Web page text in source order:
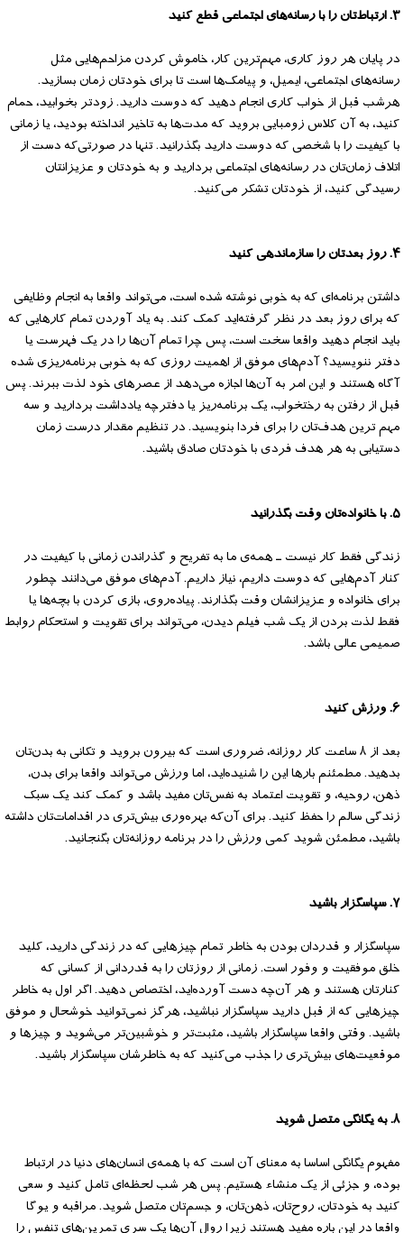
۳. ارتباط‌تان را با رسانه‌های اجتماعی قطع کنید
در پایان هر روز کاری، مهم‌ترین کار، خاموش کردن مزاحم‌هایی مثل
رسانه‌های اجتماعی، ایمیل، و پیامک‌ها است تا برای خودتان زمان بسازید.
هرشب قبل از خواب کاری انجام دهید که دوست دارید. زودتر بخوابید، حمام
کنید، به آن کلاس زومبایی بروید که مدت‌ها به تاخیر انداخته بودید، یا زمانی
با کیفیت را با شخصی که دوست دارید بگذرانید. تنها در صورتی‌که دست از
اتلاف زمان‌تان در رسانه‌های اجتماعی بردارید و به خودتان و عزیزانتان
رسیدگی کنید، از خودتان تشکر می‌کنید.
۴. روز بعدتان را سازماندهی کنید
داشتن برنامه‌ای که به خوبی نوشته شده است، می‌تواند واقعا به انجام وظایفی
که برای روز بعد در نظر گرفته‌اید کمک کند. به یاد آوردن تمام کارهایی که
باید انجام دهید واقعا سخت است، پس چرا تمام آن‌ها را در یک فهرست یا
دفتر ننویسید؟ آدم‌های موفق از اهمیت روزی که به خوبی برنامه‌ریزی شده
آگاه هستند و این امر به آن‌ها اجازه می‌دهد از عصرهای خود لذت ببرند. پس
قبل از رفتن به رختخواب، یک برنامه‌ریز یا دفترچه یادداشت بردارید و سه
مهم ترین هدف‌تان را برای فردا بنویسید. در تنظیم مقدار درست زمان
دستیابی به هر هدف فردی با خودتان صادق باشید.
۵. با خانواده‌تان وقت بگذرانید
زندگی فقط کار نیست ـ همه‌ی ما به تفریح و گذراندن زمانی با کیفیت در
کنار آدم‌هایی که دوست داریم، نیاز داریم. آدم‌های موفق می‌دانند چطور
برای خانواده و عزیزانشان وقت بگذارند. پیاده‌روی، بازی کردن با بچه‌ها یا
فقط لذت بردن از یک شب فیلم دیدن، می‌تواند برای تقویت و استحکام روابط
صمیمی عالی باشد.
۶. ورزش کنید
بعد از ۸ ساعت کار روزانه، ضروری است که بیرون بروید و تکانی به بدن‌تان
بدهید. مطمئنم بارها این را شنیده‌اید، اما ورزش می‌تواند واقعا برای بدن،
ذهن، روحیه، و تقویت اعتماد به نفس‌تان مفید باشد و کمک کند یک سبک
زندگی سالم را حفظ کنید. برای آن‌که بهره‌وری بیش‌تری در اقدامات‌تان داشته
باشید، مطمئن شوید کمی ورزش را در برنامه روزانه‌تان بگنجانید.
۷. سپاسگزار باشید
سپاسگزار و قدردان بودن به خاطر تمام چیزهایی که در زندگی دارید، کلید
خلق موفقیت و وفور است. زمانی از روزتان را به قدردانی از کسانی که
کنارتان هستند و هر ‌آن‌چه دست آورده‌اید، اختصاص دهید. اگر اول به خاطر
چیزهایی که از قبل دارید سپاسگزار نباشید، هرگز نمی‌توانید خوشحال و موفق
باشید. وقتی واقعا سپاسگزار باشید، مثبت‌تر و خوشبین‌تر می‌شوید و چیزها و
موقعیت‌های بیش‌تری را جذب می‌کنید که به خاطرشان سپاسگزار باشید.
۸. به یگانگی متصل شوید
مفهوم یگانگی اساسا به معنای آن است که با همه‌ی انسان‌های دنیا در ارتباط
بوده، و جزئی از یک منشاء هستیم. پس هر شب لحظه‌ای تامل کنید و سعی
کنید به خودتان، روح‌تان، ذهن‌تان، و جسم‌تان متصل شوید. مراقبه و یوگا